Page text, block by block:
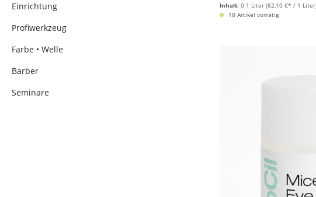
Einrichtung
Profiwerkzeug
Farbe • Welle
Barber
Seminare
Inhalt: 0.1 Liter (82,10 €* / 1
18 Artikel vorrätig